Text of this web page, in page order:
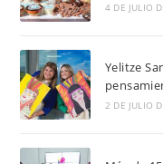
4 DE JULIO
Yelitze
2 DE JULIO